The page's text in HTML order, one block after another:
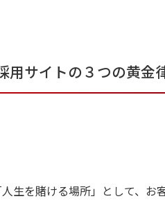
サイトの３つの黄金律
生を賭ける場所」として、